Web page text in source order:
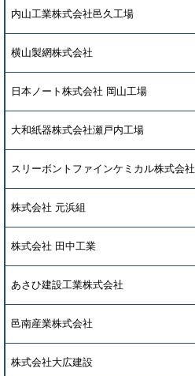
内山工業株式会社邑久工場
横山製網株式会社
日本ノート株式会社 岡山工場
大和紙器株式会社瀬戸内工場
スリーボントファインケミカル株式会社
株式会社 元浜組
株式会社 田中工業
あさひ建設工業株式会社
邑南産業株式会社
株式会社大広建設